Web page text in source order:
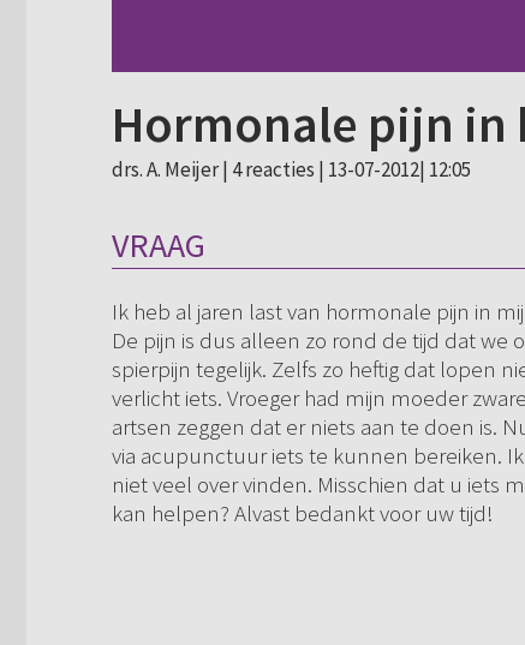
Hormonale pijn in
drs. A. Meijer | 4 reacties | 13-07-2012| 12:05
VRAAG
Ik heb al jaren last van hormonale pijn in
De pijn is dus alleen zo rond de tijd dat we
spierpijn tegelijk. Zelfs zo heftig dat lopen
verlicht iets. Vroeger had mijn moeder
artsen zeggen dat er niets aan te doen is.
via acupunctuur iets te kunnen bereiken.
niet veel over vinden. Misschien dat u iets
kan helpen? Alvast bedankt voor uw tijd!